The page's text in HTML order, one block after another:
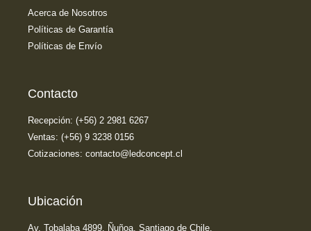
Acerca de Nosotros
Políticas de Garantía
Políticas de Envío
Contacto
Recepción: (+56) 2 2981 6267
Ventas: (+56) 9 3238 0156
Cotizaciones: contacto@ledconcept.cl
Ubicación
Av. Tobalaba 4899, Ñuñoa. Santiago de Chile.